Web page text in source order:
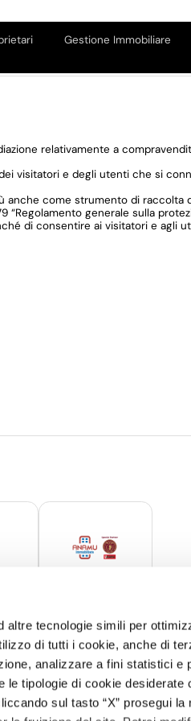
tecnologie simili per
di tutti i cookie, anche di
analizzare a fini statistici e
le tipologie di cookie desiderate
sul tasto “X” prosegui la
Gestione Immobiliare
relativamente a
visitatori e degli utenti che si
come strumento di raccolta
generale sulla
di consentire ai visitatori e